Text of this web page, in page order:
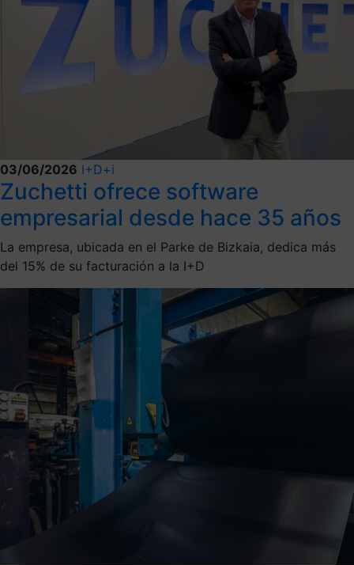
03/06/2026 I+D+i
Zuchetti ofrece software
empresarial desde hace 35 años
La empresa, ubicada en el Parke de Bizkaia, dedica más
del 15% de su facturación a la I+D